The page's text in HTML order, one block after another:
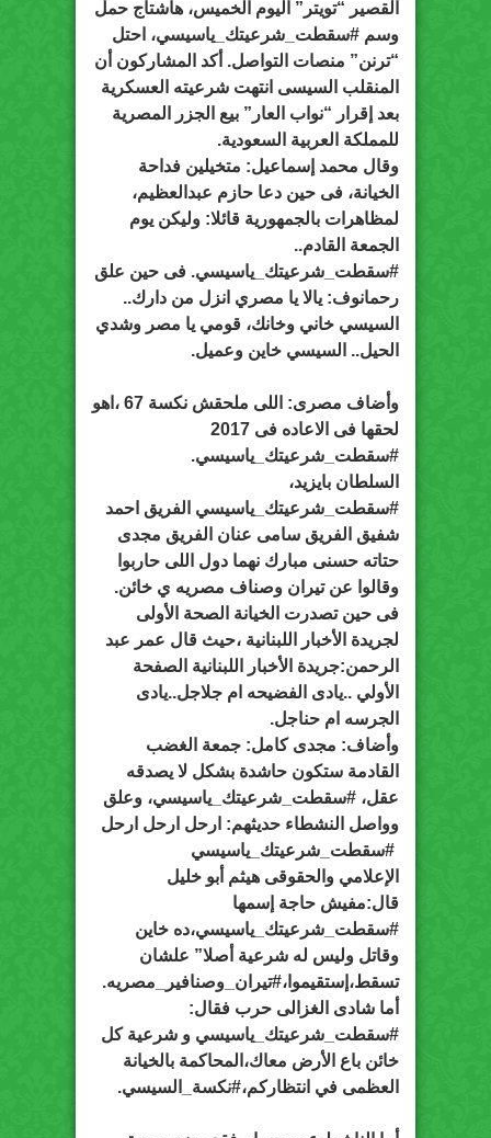
القصير “تويتر” اليوم الخميس، هاشتاج حمل
وسم #سقطت_شرعيتك_ياسيسي، احتل
“ترنن” منصات التواصل. أكد المشاركون أن
المنقلب السيسى انتهت شرعيته العسكرية
بعد إقرار “نواب العار” بيع الجزر المصرية
للمملكة العربية السعودية.
وقال محمد إسماعيل: متخيلين فداحة
الخيانة، فى حين دعا حازم عبدالعظيم،
لمظاهرات بالجمهورية قائلا: وليكن يوم
الجمعة القادم..
#سقطت_شرعيتك_ياسيسي. فى حين علق
رحمانوف: يالا يا مصري انزل من دارك..
السيسي خاني وخانك، قومي يا مصر وشدي
الحيل.. السيسي خاين وعميل.
وأضاف مصرى: اللى ملحقش نكسة 67 ،اهو
لحقها فى الاعاده فى 2017
#سقطت_شرعيتك_ياسيسي.
السلطان بايزيد‏،
#سقطت_شرعيتك_ياسيسي الفريق احمد
شفيق الفريق سامى عنان الفريق مجدى
حتاته حسنى مبارك نهما دول اللى حاربوا
وقالوا عن تيران وصناف مصريه ي خائن.
فى حين تصدرت الخيانة الصحة الأولى
لجريدة الأخبار اللبنانية ،حيث قال عمر عبد
الرحمن:جريدة الأخبار اللبنانية الصفحة
الأولي ..يادى الفضيحه ام جلاجل..يادى
الجرسه ام حناجل.
وأضاف: مجدى كامل: جمعة الغضب
القادمة ستكون حاشدة بشكل لا يصدقه
عقل، #سقطت_شرعيتك_ياسيسي، وعلق
وواصل النشطاء حديثهم: ارحل ارحل ارحل
#سقطت_شرعيتك_ياسيسي
الإعلامي والحقوقى هيثم أبو خليل
قال:مفيش حاجة إسمها
#سقطت_شرعيتك_ياسيسي،ده خاين
وقاتل وليس له شرعية أصلا” علشان
تسقط،إستقيموا،#تيران_وصنافير_مصريه.
أما شادى الغزالى حرب فقال:
#سقطت_شرعيتك_ياسيسي و شرعية كل
خائن باع الأرض معاك،المحاكمة بالخيانة
العظمى في انتظاركم،#نكسة_السيسي.